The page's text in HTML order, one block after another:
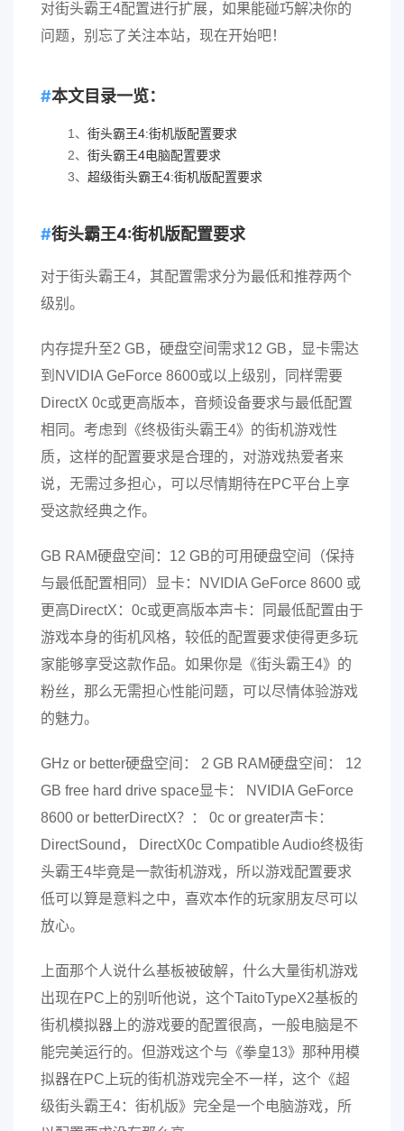
对街头霸王4配置进行扩展，如果能碰巧解决你的
问题，别忘了关注本站，现在开始吧！
本文目录一览：
1、 街头霸王4:街机版配置要求
2、 街头霸王4电脑配置要求
3、 超级街头霸王4:街机版配置要求
街头霸王4:街机版配置要求
对于街头霸王4，其配置需求分为最低和推荐两个
级别。
内存提升至2 GB，硬盘空间需求12 GB，显卡需达
到NVIDIA GeForce 8600或以上级别，同样需要
DirectX 0c或更高版本，音频设备要求与最低配置
相同。考虑到《终极街头霸王4》的街机游戏性
质，这样的配置要求是合理的，对游戏热爱者来
说，无需过多担心，可以尽情期待在PC平台上享
受这款经典之作。
GB RAM硬盘空间：12 GB的可用硬盘空间（保持
与最低配置相同）显卡：NVIDIA GeForce 8600 或
更高DirectX：0c或更高版本声卡：同最低配置由于
游戏本身的街机风格，较低的配置要求使得更多玩
家能够享受这款作品。如果你是《街头霸王4》的
粉丝，那么无需担心性能问题，可以尽情体验游戏
的魅力。
GHz or better硬盘空间： 2 GB RAM硬盘空间： 12
GB free hard drive space显卡： NVIDIA GeForce
8600 or betterDirectX？： 0c or greater声卡：
DirectSound， DirectX0c Compatible Audio终极街
头霸王4毕竟是一款街机游戏，所以游戏配置要求
低可以算是意料之中，喜欢本作的玩家朋友尽可以
放心。
上面那个人说什么基板被破解，什么大量街机游戏
出现在PC上的别听他说，这个TaitoTypeX2基板的
街机模拟器上的游戏要的配置很高，一般电脑是不
能完美运行的。但游戏这个与《拳皇13》那种用模
拟器在PC上玩的街机游戏完全不一样，这个《超
级街头霸王4：街机版》完全是一个电脑游戏，所